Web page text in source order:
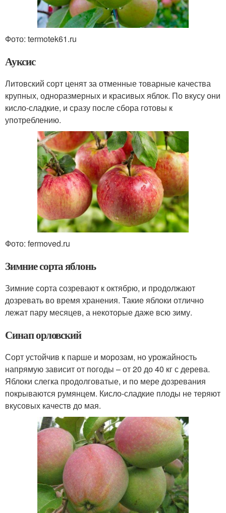
Фото: termotek61.ru
Ауксис
Литовский сорт ценят за отменные товарные качества
крупных, одноразмерных и красивых яблок. По вкусу они
кисло-сладкие, и сразу после сбора готовы к
употреблению.
Фото: fermoved.ru
Зимние сорта яблонь
Зимние сорта созревают к октябрю, и продолжают
дозревать во время хранения. Такие яблоки отлично
лежат пару месяцев, а некоторые даже всю зиму.
Синап орловский
Сорт устойчив к парше и морозам, но урожайность
напрямую зависит от погоды – от 20 до 40 кг с дерева.
Яблоки слегка продолговатые, и по мере дозревания
покрываются румянцем. Кисло-сладкие плоды не теряют
вкусовых качеств до мая.